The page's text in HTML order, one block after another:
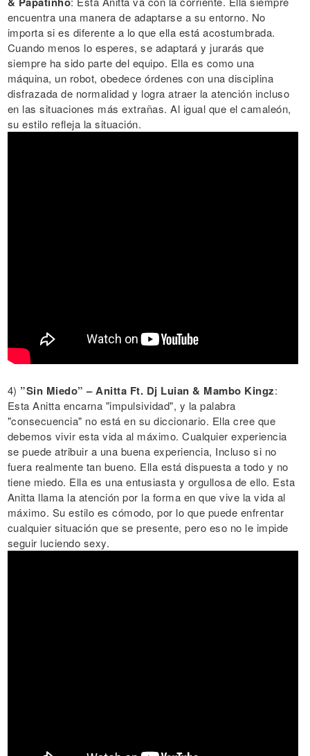
encuentra una manera de adaptarse a su entorno. No
importa si es diferente a lo que ella está acostumbrada.
Cuando menos lo esperes, se adaptará y jurarás que
siempre ha sido parte del equipo. Ella es como una
máquina, un robot, obedece órdenes con una disciplina
disfrazada de normalidad y logra atraer la atención incluso
en las situaciones más extrañas. Al igual que el camaleón,
su estilo refleja la situación.
4) ”Sin Miedo” – Anitta Ft. Dj Luian & Mambo Kingz:
Esta Anitta encarna "impulsividad", y la palabra
"consecuencia" no está en su diccionario. Ella cree que
debemos vivir esta vida al máximo. Cualquier experiencia
se puede atribuir a una buena experiencia, Incluso si no
fuera realmente tan bueno. Ella está dispuesta a todo y no
tiene miedo. Ella es una entusiasta y orgullosa de ello. Esta
Anitta llama la atención por la forma en que vive la vida al
máximo. Su estilo es cómodo, por lo que puede enfrentar
cualquier situación que se presente, pero eso no le impide
seguir luciendo sexy.